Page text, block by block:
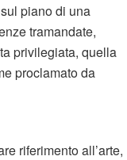
piano di una
tramandate,
privilegiata, quella
proclamato da
riferimento all’arte,